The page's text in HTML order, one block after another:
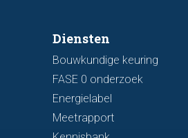
Diensten
Bouwkundige keuring
FASE 0 onderzoek
Energielabel
Meetrapport